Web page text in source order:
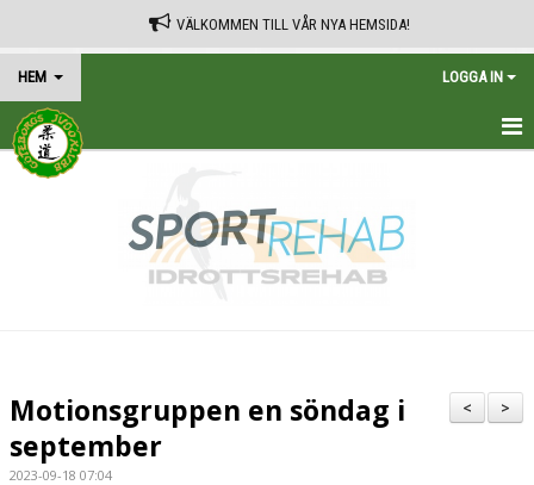
VÄLKOMMEN TILL VÅR NYA HEMSIDA!
HEM LOGGA IN
HEM
TRÄNINGSSCHEMA
>
<
Motionsgruppen en söndag i
september
2023-09-18 07:04